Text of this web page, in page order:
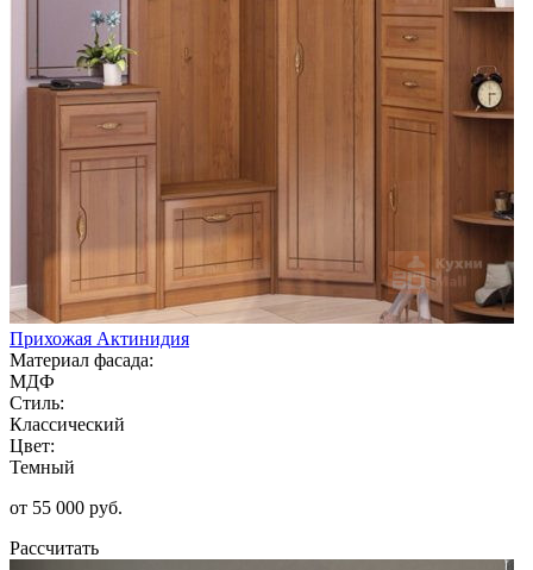
Прихожая Актинидия
Материал фасада:
МДФ
Стиль:
Классический
Цвет:
Темный
от 55 000 руб.
Рассчитать